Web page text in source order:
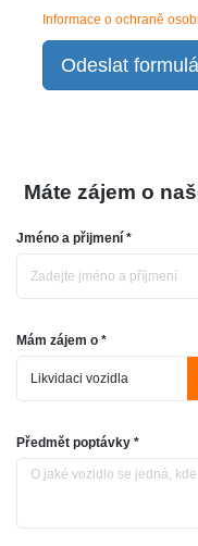
Informace o ochraně
Odeslat
Máte zájem o
Jméno a přijmení *
Mám zájem o *
Předmět poptávky *